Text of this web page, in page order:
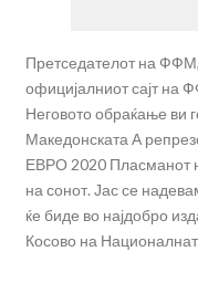
Претседателот на
официјалниот сајт
Неговото обраќање ви
Македонската А
ЕВРО 2020 Пласманот
на сонот. Јас се
ќе биде во најдобро
Косово на